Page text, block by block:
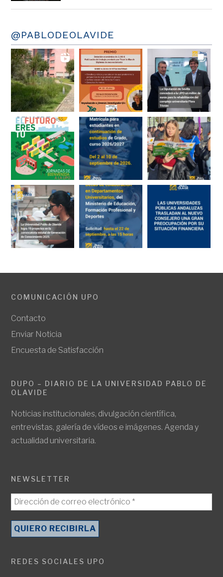
@PABLODEOLAVIDE
COMUNICACIÓN UPO
Contacto
Enviar Noticia
Encuesta de Satisfacción
DUPO – DIARIO DE LA UNIVERSIDAD PABLO DE
OLAVIDE
Noticias institucionales, divulgación científica,
entrevistas, galería de vídeos e imágenes. Agenda y
actualidad universitaria.
NEWSLETTER
REDES SOCIALES UPO